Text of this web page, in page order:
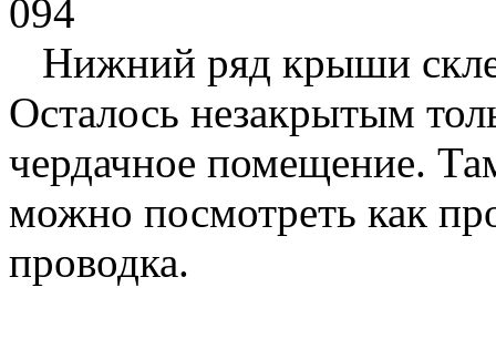
Нижний ряд крыши
Осталось незакрытым
чердачное помещение.
можно посмотреть как
проводка.